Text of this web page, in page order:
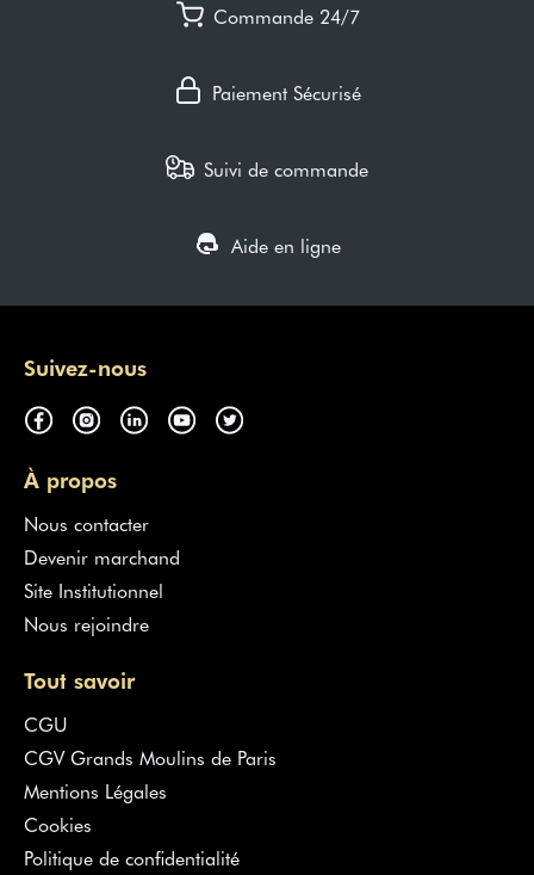
Commande 24/7
Paiement Sécurisé
Suivi de commande
Aide en ligne
Suivez-nous
À propos
Nous contacter
Devenir marchand
Site Institutionnel
Nous rejoindre
Tout savoir
CGU
CGV Grands Moulins de Paris
Mentions Légales
Cookies
Politique de confidentialité